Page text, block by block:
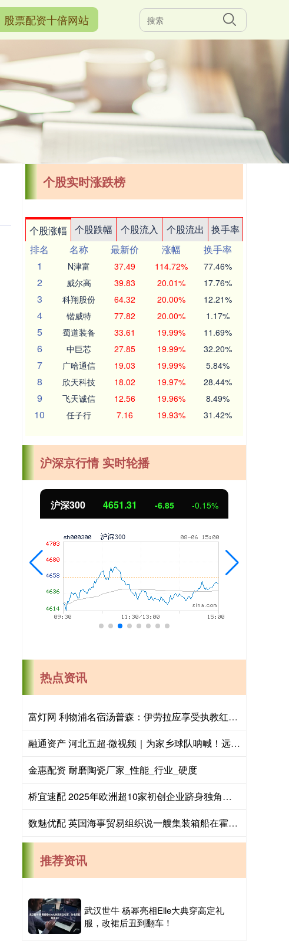
股票配资十倍网站
个股实时涨跌榜
个股涨幅 个股跌幅 个股流入 个股流出
换手率
排名
名称 最新价 涨幅
换手率
1
N津富 37.49 114.72% 77.46%
2 威尔高 39.83 20.01% 17.76%
3 科翔股份 64.32 20.00% 12.21%
4 锴威特 77.82 20.00% 1.17%
5 蜀道装备 33.61 19.99% 11.69%
6 中巨芯 27.85 19.99% 32.20%
7 广哈通信 19.03 19.99% 5.84%
8 欣天科技 18.02 19.97% 28.44%
9 飞天诚信 12.56 19.96% 8.49%
10 任子行 7.16 19.93% 31.42%
沪深京行情 实时轮播
-0.15% 北证50 1122.88
热点资讯
富灯网 利物浦名宿汤普森：伊劳拉应享受执教红军时光
融通资产 河北五超·微视频｜为家乡球队呐喊！远赴客场的唐山球迷齐唱《唐山，加油！》
金惠配资 耐磨陶瓷厂家_性能_行业_硬度
桥宜速配 2025年欧洲超10家初创企业跻身独角兽行列
数魅优配 英国海事贸易组织说一艘集装箱船在霍尔木兹海峡被击中
推荐资讯
武汉世牛 杨幂亮相Elle大典穿高定礼
服，改裙后丑到翻车！